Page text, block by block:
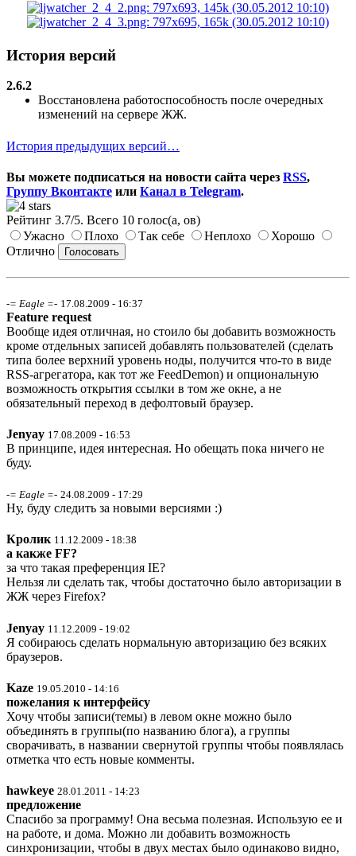
История версий
2.6.2
Восстановлена работоспособность после очередных
изменений на сервере ЖЖ.
История предыдущих версий…
Вы можете подписаться на новости сайта через RSS,
Группу Вконтакте или Канал в Telegram.
Рейтинг 3.7/5. Всего 10 голос(а, ов)
Ужасно
Плохо Так себе Неплохо
Хорошо
Отлично
-= Eagle =- 17.08.2009 - 16:37
Feature request
Вообще идея отличная, но стоило бы добавить возможность
кроме отдельных записей добавлять пользователей (сделать
типа более верхний уровень ноды, получится что-то в виде
RSS-агрегатора, как тот же FeedDemon) и опциональную
возможность открытия ссылки в том же окне, а не
обязательный переход в дефолтовый браузер.
Jenyay 17.08.2009 - 16:53
В принципе, идея интересная. Но обещать пока ничего не
буду.
-= Eagle =- 24.08.2009 - 17:29
Ну, буду следить за новыми версиями :)
Кролик 11.12.2009 - 18:38
а какже FF?
за что такая преференция IE?
Нельзя ли сделать так, чтобы достаточно было авторизации в
ЖЖ через Firefox?
Jenyay 11.12.2009 - 19:02
Я собираюсь сделать нормальную авторизацию без всяких
браузеров.
Kaze 19.05.2010 - 14:16
пожелания к интерфейсу
Хочу чтобы записи(темы) в левом окне можно было
объединять в группы(по названию блога), а группы
сворачивать, в названии свернутой группы чтобы появлялась
отметка что есть новые комменты.
hawkeye 28.01.2011 - 14:23
предложение
Спасибо за программу! Она весьма полезная. Использую ее и
на работе, и дома. Можно ли добавить возможность
синхронизации, чтобы в двух местах было одинаково видно,